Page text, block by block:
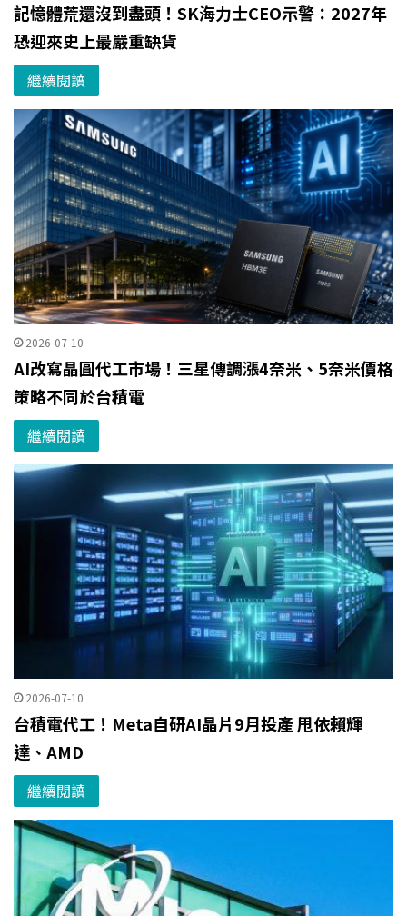
記憶體荒還沒到盡頭！SK海力士CEO示警：2027年
恐迎來史上最嚴重缺貨
繼續閱讀
2026-07-10
AI改寫晶圓代工市場！三星傳調漲4奈米、5奈米價格
策略不同於台積電
繼續閱讀
2026-07-10
台積電代工！Meta自研AI晶片9月投產 甩依賴輝
達、AMD
繼續閱讀